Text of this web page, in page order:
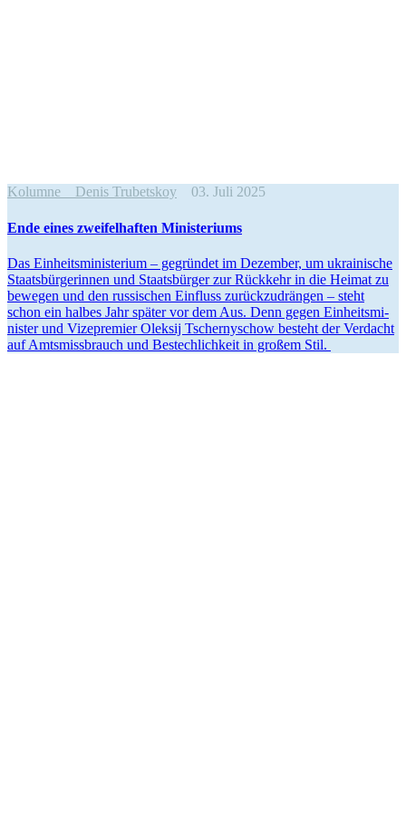
Kolumne Denis Trubetskoy 03. Juli 2025
Ende eines zwei­fel­haf­ten Ministeriums
Das Ein­heits­mi­nis­te­rium – gegrün­det im Dezem­ber, um ukrai­ni­sche
Staats­bür­ge­rin­nen und Staats­bür­ger zur Rück­kehr in die Heimat zu
bewegen und den rus­si­schen Ein­fluss zurück­zu­drän­gen – steht
schon ein halbes Jahr später vor dem Aus. Denn gegen Ein­heits­mi­
nis­ter und Vize­pre­mier Oleksij Tscher­ny­schow besteht der Ver­dacht
auf Amts­miss­brauch und Bestech­lich­keit in großem Stil.